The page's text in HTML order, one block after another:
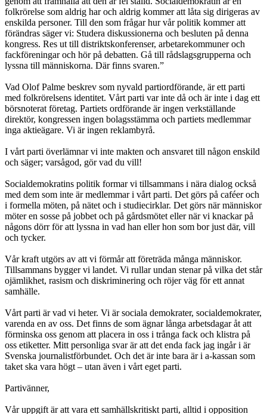
folkrörelse som aldrig har och aldrig kommer att låta sig dirigeras av
enskilda personer. Till den som frågar hur vår politik kommer att
förändras säger vi: Studera diskussionerna och besluten på denna
kongress. Res ut till distriktskonferenser, arbetarekommuner och
fackföreningar och hör på debatten. Gå till rådslagsgrupperna och
lyssna till människorna. Där finns svaren.”
Vad Olof Palme beskrev som nyvald partiordförande, är ett parti
med folkrörelsens identitet. Vårt parti var inte då och är inte i dag ett
börsnoterat företag. Partiets ordförande är ingen verkställande
direktör, kongressen ingen bolagsstämma och partiets medlemmar
inga aktieägare. Vi är ingen reklambyrå.
I vårt parti överlämnar vi inte makten och ansvaret till någon enskild
och säger; varsågod, gör vad du vill!
Socialdemokratins politik formar vi tillsammans i nära dialog också
med dem som inte är medlemmar i vårt parti. Det görs på caféer och
i formella möten, på nätet och i studiecirklar. Det görs när människor
möter en sosse på jobbet och på gårdsmötet eller när vi knackar på
någons dörr för att lyssna in vad han eller hon som bor just där, vill
och tycker.
Vår kraft utgörs av att vi förmår att företräda många människor.
Tillsammans bygger vi landet. Vi rullar undan stenar på vilka det står
ojämlikhet, rasism och diskriminering och röjer väg för ett annat
samhälle.
Vårt parti är vad vi heter. Vi är sociala demokrater, socialdemokrater,
varenda en av oss. Det finns de som ägnar långa arbetsdagar åt att
förminska oss genom att placera in oss i trånga fack och klistra på
oss etiketter. Mitt personliga svar är att det enda fack jag ingår i är
Svenska journalistförbundet. Och det är inte bara är i a-kassan som
taket ska vara högt – utan även i vårt eget parti.
Partivänner,
Vår uppgift är att vara ett samhällskritiskt parti, alltid i opposition